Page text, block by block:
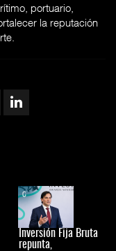
portuario,
la reputación
Inversión Fija Bruta
repunta,